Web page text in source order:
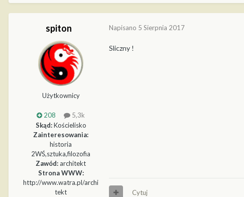
spiton
Użytkownicy
208
5,3k
Skąd:Kościelisko
Zainteresowania:
historia
2WŚ,sztuka,filozofia
Zawód:architekt
Strona WWW:
http://www.watra.pl/archi
tekt
Napisano 5 Sierpnia 2017
Sliczny !
Cytuj